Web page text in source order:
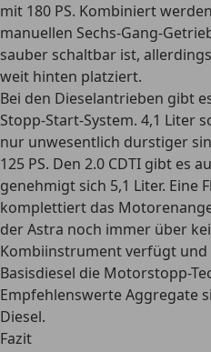
mit 180 PS. Kombiniert
manuellen Sechs-Gang-
sauber schaltbar ist,
weit hinten platziert.
Bei den Dieselantrieben gibt
Stopp-Start-System. 4,1 Liter
nur unwesentlich durstiger
125 PS. Den 2.0 CDTI gibt es
genehmigt sich 5,1 Liter. Eine
komplettiert das
der Astra noch immer über
Kombiinstrument verfügt
Basisdiesel die Motorstopp-
Empfehlenswerte Aggregate
Diesel.
Fazit